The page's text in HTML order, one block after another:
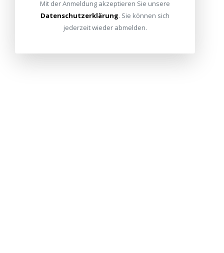
Mit der Anmeldung akzeptieren Sie unsere
Datenschutzerklärung. Sie können sich
jederzeit wieder abmelden.